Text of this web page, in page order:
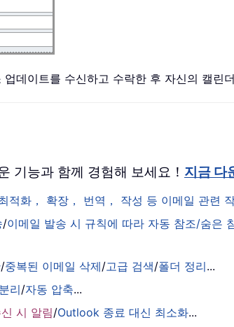
데이트를 수신하고 수락한 후 자신의 캘린
기능과 함께 경험해 보세요！ 지금 다
화， 확장， 번역， 작성 등 이메일 관련
/이메일 발송 시 규칙에 따라 자동 참조/숨은
/중복된 이메일 삭제/고급 검색/폴더 정리...
리/자동 압축...
시 알림/Outlook 종료 대신 최소화...